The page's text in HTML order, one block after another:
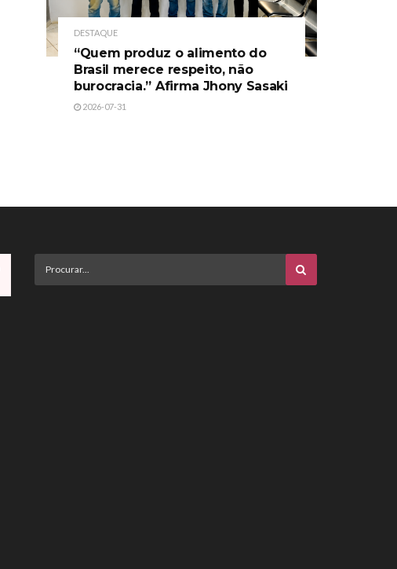
DESTAQUE
“Quem produz o alimento do
Brasil merece respeito, não
burocracia.” Afirma Jhony Sasaki
2026-07-31